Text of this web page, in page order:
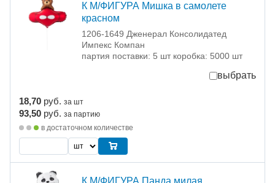
К М/ФИГУРА Мишка в самолете
красном
1206-1649 Дженерал Консолидатед
Импекс Компан
партия поставки: 5 шт коробка: 5000 шт
выбрать
18,70 руб. за шт
93,50 руб. за партию
в достаточном количестве